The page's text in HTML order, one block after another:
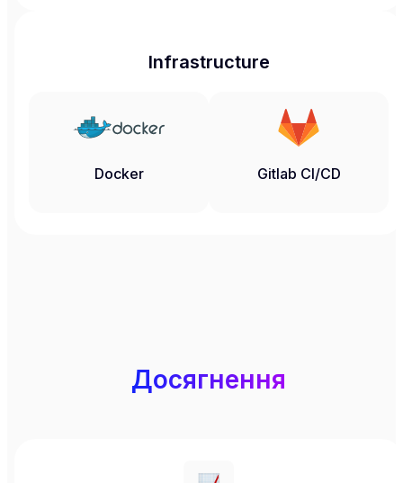
Infrastructure
Docker Gitlab CI/CD
Досягнення